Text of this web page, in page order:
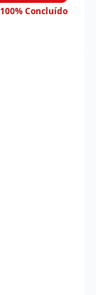
100% Concluído